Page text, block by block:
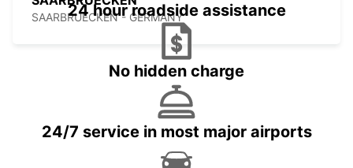
SAARBRUECKEN - GERMANY
24 hour roadside assistance
No hidden charge
24/7 service in most major airports